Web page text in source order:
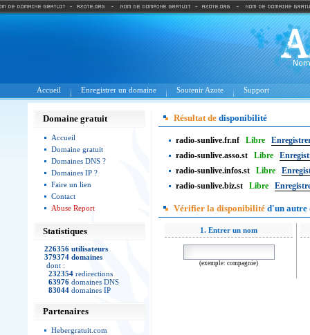
Accueil Enregistrer un domaine Soutenir Azote Support
Domaine gratuit
Accueil
Domaine gratuit
Domaines DNS ?
Domaines IP ?
Faire un lien
Contact
Abuse Report
Statistiques
226356 utilisateurs
379374 domaines
dont :
232354 redirections
63976 domaines DNS
83044 domaines IP
Partenaires
Hebergratuit.com
Résultat de disponibilité
radio-sunlive.fr.nf Libre
radio-sunlive.asso.st
Libre
radio-sunlive.infos.st
Libre
radio-sunlive.biz.st
Libre
Vérifier la disponibilité d'un autre
1. Entrer un nom
(exemple: compagnie)